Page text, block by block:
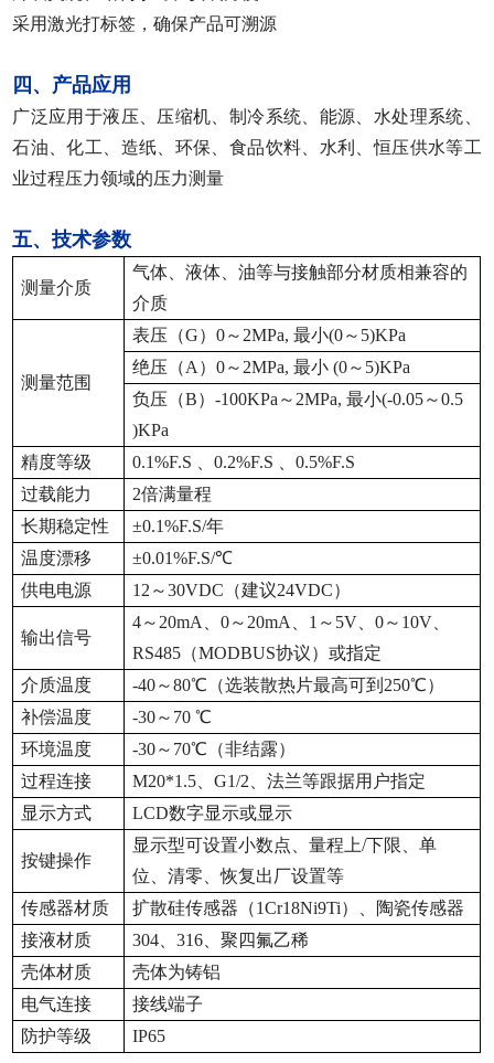
采用激光打标签，确保产品可溯源
四、产品应用
广泛应用于液压、压缩机、制冷系统、能源、水处理系统、
石油、化工、造纸、环保、食品饮料、水利、恒压供水等工
业过程压力领域的压力测量
五、技术参数
测量介质
气体、液体、油等与接触部分材质相兼容的
介质
测量范围
表压（G）0～2MPa, 最小(0～5)KPa
绝压（A）0～2MPa, 最小 (0～5)KPa
负压（B）-100KPa～2MPa, 最小(-0.05～0.5
)KPa
精度等级
0.1%F.S
、0.2%F.S 、0.5%F.S
过载能力
2倍满量程
长期稳定性
±0.1%F.S/年
温度漂移
±0.01%F.S/℃
供电电源
12 ～30VDC（建议24VDC）
输出信号
4～20mA、0～20mA、1～5V、0～10V、
RS485（MODBUS协议）或指定
介质温度
-40～80℃（选装散热片最高可到250℃）
补偿温度
-30～70 ℃
环境温度
-30～70℃（非结露）
过程连接
M20*1.5 、G1/2、法兰等跟据用户指定
显示方式
LCD数字显示或显示
按键操作
显示型可设置小数点、量程上/下限、单
位、清零、恢复出厂设置等
传感器材质
扩散硅传感器（1Cr18Ni9Ti）、陶瓷传感器
接液材质
304 、316、聚四氟乙稀
壳体材质
壳体为铸铝
电气连接
接线端子
防护等级
IP65